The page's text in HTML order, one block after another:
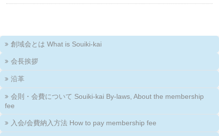
創域会とは What is Souiki-kai
会長挨拶
沿革
会則・会費について Souiki-kai By-laws, About the membership
fee
入会/会費納入方法 How to pay membership fee